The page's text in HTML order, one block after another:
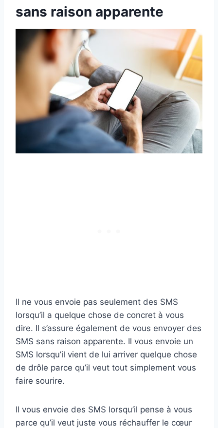
sans raison apparente
Il ne vous envoie pas seulement des SMS
lorsqu’il a quelque chose de concret à vous
dire. Il s’assure également de vous envoyer des
SMS sans raison apparente. Il vous envoie un
SMS lorsqu’il vient de lui arriver quelque chose
de drôle parce qu’il veut tout simplement vous
faire sourire.
Il vous envoie des SMS lorsqu’il pense à vous
parce qu’il veut juste vous réchauffer le cœur